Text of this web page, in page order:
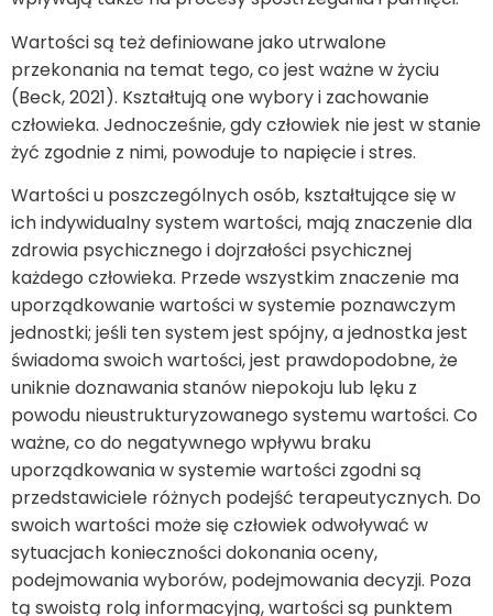
Wartości są też definiowane jako utrwalone
przekonania na temat tego, co jest ważne w życiu
(Beck, 2021). Kształtują one wybory i zachowanie
człowieka. Jednocześnie, gdy człowiek nie jest w stanie
żyć zgodnie z nimi, powoduje to napięcie i stres.
Wartości u poszczególnych osób, kształtujące się w
ich indywidualny system wartości, mają znaczenie dla
zdrowia psychicznego i dojrzałości psychicznej
każdego człowieka. Przede wszystkim znaczenie ma
uporządkowanie wartości w systemie poznawczym
jednostki; jeśli ten system jest spójny, a jednostka jest
świadoma swoich wartości, jest prawdopodobne, że
uniknie doznawania stanów niepokoju lub lęku z
powodu nieustrukturyzowanego systemu wartości. Co
ważne, co do negatywnego wpływu braku
uporządkowania w systemie wartości zgodni są
przedstawiciele różnych podejść terapeutycznych. Do
swoich wartości może się człowiek odwoływać w
sytuacjach konieczności dokonania oceny,
podejmowania wyborów, podejmowania decyzji. Poza
tą swoistą rolą informacyjną, wartości są punktem